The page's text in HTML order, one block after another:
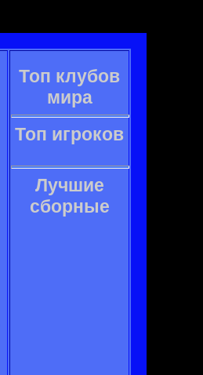
Топ клубов
мира
Топ игроков
Лучшие
сборные